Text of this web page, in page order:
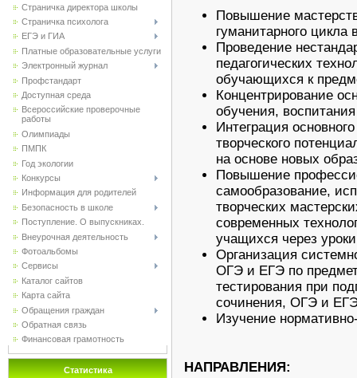
Страничка директора школы
Страничка психолога
ЕГЭ и ГИА
Платные образовательные услуги
Электронный журнал
Профстандарт
Доступная среда
Всероссийские проверочные
работы
Олимпиады
ПМПК
Год экологии
Конкурсы
Информация для родителей
Безопасность в школе
Поступление. О выпускниках.
Внеурочная деятельность
Фотоальбомы
Сервисы
Каталог сайтов
Карта сайта
Обращения граждан
Обратная связь
Финансовая грамотность
Статистика
Повышение
гуманитарного цикла
Проведение
педагогических
обучающихся к
Концентрирование
обучения,
Интеграция
творческого
на основе новых
Повышение
самообразование,
творческих
современных
учащихся через
Организация
ОГЭ и ЕГЭ по
тестирования при
сочинения, ОГЭ и
Изучение
НАПРАВЛЕНИЯ: